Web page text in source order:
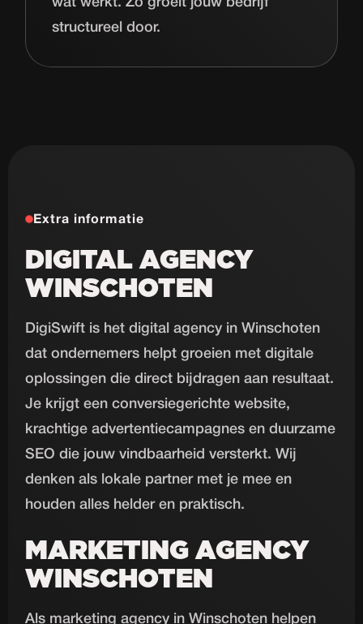
wat werkt. Zo groeit jouw bedrijf
structureel door.
Extra informatie
DIGITAL AGENCY
WINSCHOTEN
DigiSwift is het digital agency in Winschoten
dat ondernemers helpt groeien met digitale
oplossingen die direct bijdragen aan resultaat.
Je krijgt een conversiegerichte website,
krachtige advertentiecampagnes en duurzame
SEO die jouw vindbaarheid versterkt. Wij
denken als lokale partner met je mee en
houden alles helder en praktisch.
MARKETING AGENCY
WINSCHOTEN
Als marketing agency in Winschoten helpen